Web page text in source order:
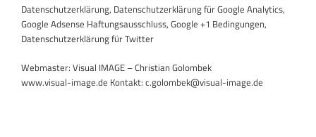
Datenschutzerklärung, Datenschutzerklärung für Google Analytics,
Google Adsense Haftungsausschluss, Google +1 Bedingungen,
Datenschutzerklärung für Twitter
Webmaster: Visual IMAGE – Christian Golombek
www.visual-image.de Kontakt: c.golombek@visual-image.de